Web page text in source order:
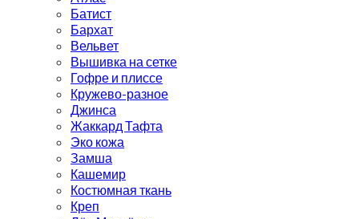
Батист
Бархат
Вельвет
Вышивка на сетке
Гофре и плиссе
Кружево-разное
Джинса
Жаккард Тафта
Эко кожа
Замша
Кашемир
Костюмная ткань
Креп